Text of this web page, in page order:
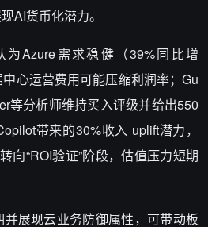
AI货币化潜力。
为Azure需求稳健（39%同比增
心运营费用可能压缩利润率；Gu
等分析师维持买入评级并给出550
带来的30%收入 uplift潜力，
向“ROI验证”阶段，估值压力短期
并展现云业务防御属性，可带动板